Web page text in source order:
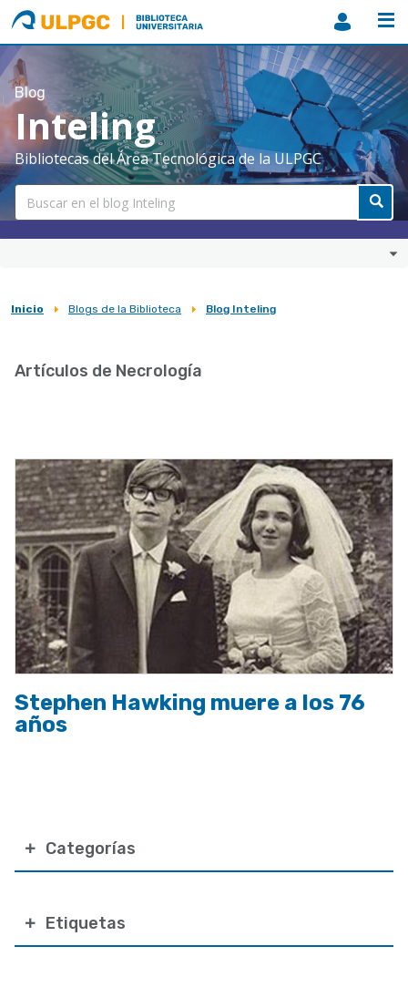
ULPGC
Biblioteca
ULPGC
Blog
Inteling
Bibliotecas del Área Tecnológica de la ULPGC
Sobrescribir
de
la
navegación
Inicio Blogs de la Biblioteca Blog Inteling
Categorías
Etiquetas
Artículos de Necrología
Stephen Hawking muere a los 76
años